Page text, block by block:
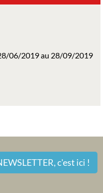
06/2019 au 28/09/2019
c'est ici !